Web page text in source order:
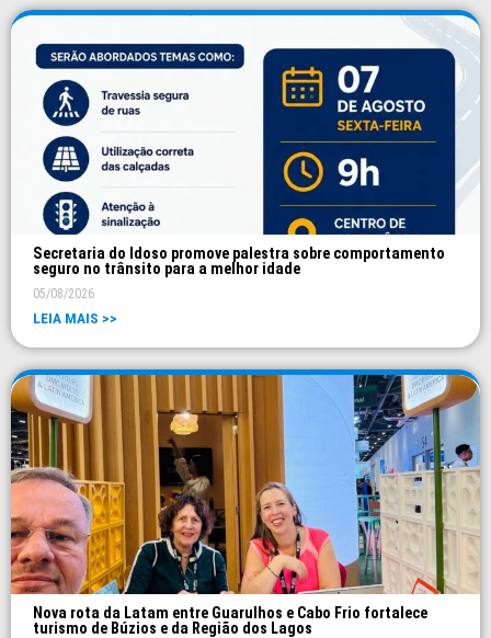
Secretaria do Idoso promove palestra sobre comportamento
seguro no trânsito para a melhor idade
05/08/2026
LEIA MAIS >>
Nova rota da Latam entre Guarulhos e Cabo Frio fortalece
turismo de Búzios e da Região dos Lagos